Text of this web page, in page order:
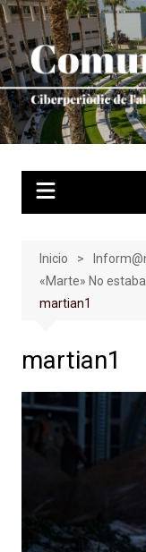
Saltar
al
contenido
Inicio
«Marte» No
martian1
martian1